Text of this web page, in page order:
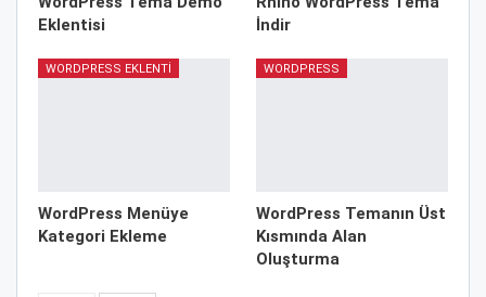
Eklentisi
İndir
WORDPRESS EKLENTI
WordPress Menüye
Kategori Ekleme
WORDPRESS
WordPress Temanın Üst
Kısmında Alan
Oluşturma